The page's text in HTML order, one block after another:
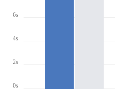
6s
4s
2s
0s